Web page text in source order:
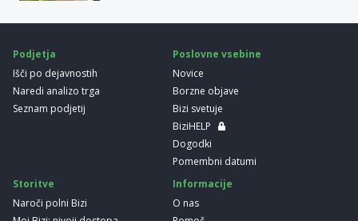
Podjetja
Išči po dejavnostih
Naredi analizo trga
Seznam podjetij
Poslovne vsebine
Novice
Borzne objave
Bizi svetuje
BiziHELP
Dogodki
Pomembni datumi
Storitve
Naroči polni Bizi
Informacije
O nas